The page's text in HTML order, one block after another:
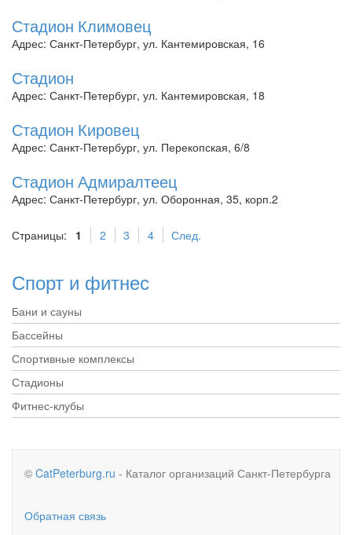
Стадион Климовец
Адрес: Санкт-Петербург, ул. Кантемировская, 16
Стадион
Адрес: Санкт-Петербург, ул. Кантемировская, 18
Стадион Кировец
Адрес: Санкт-Петербург, ул. Перекопская, 6/8
Стадион Адмиралтеец
Адрес: Санкт-Петербург, ул. Оборонная, 35, корп.2
Страницы: 1 2 3 4 След.
Спорт и фитнес
Бани и сауны
Бассейны
Спортивные комплексы
Стадионы
Фитнес-клубы
© CatPeterburg.ru - Каталог организаций Санкт-Петербурга
Обратная связь